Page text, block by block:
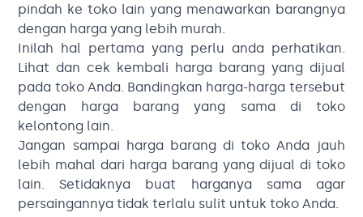
pindah ke toko lain yang menawarkan barangnya
dengan harga yang lebih murah.
Inilah hal pertama yang perlu anda perhatikan.
Lihat dan cek kembali harga barang yang dijual
pada toko Anda. Bandingkan harga-harga tersebut
dengan harga barang yang sama di toko
kelontong lain.
Jangan sampai harga barang di toko Anda jauh
lebih mahal dari harga barang yang dijual di toko
lain. Setidaknya buat harganya sama agar
persaingannya tidak terlalu sulit untuk toko Anda.